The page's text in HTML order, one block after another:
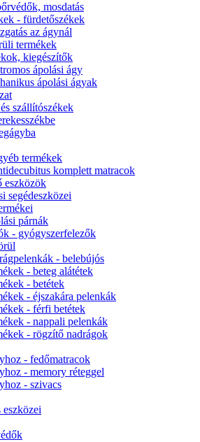
mosdatás
- fürdetőszékek
az ágynál
termékek
kiegészítők
ápolási ágy
ápolási ágyak
szállítószékek
termékek
komplett matracok
eszközök
segédeszközei
párnák
- gyógyszerfelezők
- belebújós
- beteg alátétek
- betétek
- éjszakára pelenkák
- férfi betétek
- nappali pelenkák
- rögzítő nadrágok
- fedőmatracok
- memory réteggel
- szivacs
eszközei